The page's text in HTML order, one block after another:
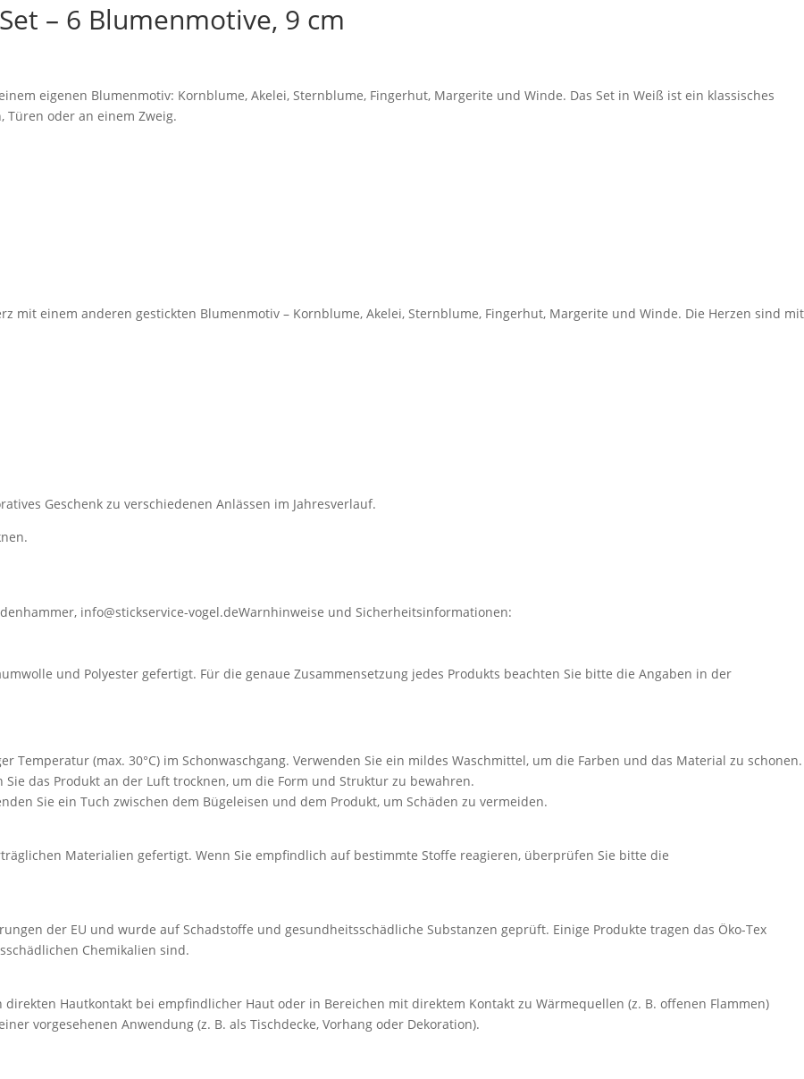
– 6 Blumenmotive, 9 cm
eigenen Blumenmotiv: Kornblume, Akelei, Sternblume, Fingerhut, Margerite und Winde. Das Set in Weiß ist ein klassisches
Türen oder an einem Zweig.
mit einem anderen gestickten Blumenmotiv – Kornblume, Akelei, Sternblume, Fingerhut, Margerite und Winde. Die Herzen sind mit
Geschenk zu verschiedenen Anlässen im Jahresverlauf.
info@stickservice-vogel.deWarnhinweise und Sicherheitsinformationen:
und Polyester gefertigt. Für die genaue Zusammensetzung jedes Produkts beachten Sie bitte die Angaben in der
Temperatur (max. 30°C) im Schonwaschgang. Verwenden Sie ein mildes Waschmittel, um die Farben und das Material zu schonen.
das Produkt an der Luft trocknen, um die Form und Struktur zu bewahren.
Sie ein Tuch zwischen dem Bügeleisen und dem Produkt, um Schäden zu vermeiden.
Materialien gefertigt. Wenn Sie empfindlich auf bestimmte Stoffe reagieren, überprüfen Sie bitte die
der EU und wurde auf Schadstoffe und gesundheitsschädliche Substanzen geprüft. Einige Produkte tragen das Öko-Tex
Chemikalien sind.
Hautkontakt bei empfindlicher Haut oder in Bereichen mit direktem Kontakt zu Wärmequellen (z. B. offenen Flammen)
vorgesehenen Anwendung (z. B. als Tischdecke, Vorhang oder Dekoration).